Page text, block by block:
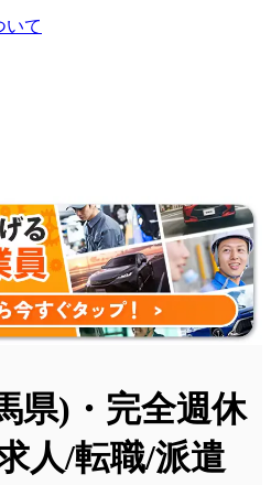
いて
県)・完全週休
人/転職/派遣